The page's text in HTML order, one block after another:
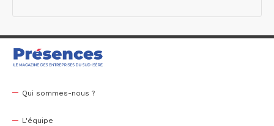
Qui sommes-nous ?
L'équipe